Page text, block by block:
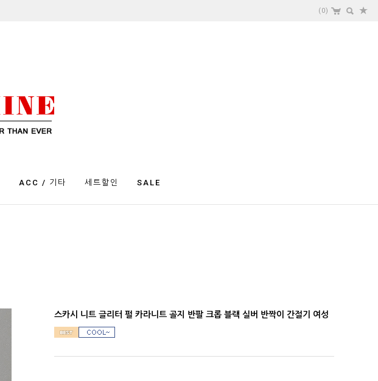
(0)
ACC / 기타 세트할인 SALE
스카시 니트 글리터 펄 카라니트 골지 반팔 크롭 블랙 실버 반짝이 간절기 여성